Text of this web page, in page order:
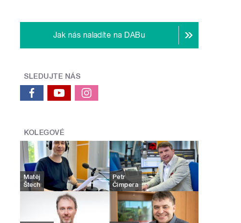
Jak nás naladíte na DABu
SLEDUJTE NÁS
KOLEGOVÉ
Matěj
Štech
Petr
Čimpera